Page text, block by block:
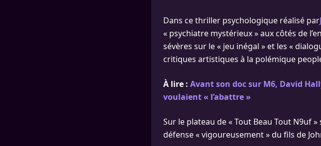
Dans ce thriller psychologique réalisé par
« psychiatre mystérieux » aux côtés de
sévères sur le « jeu inégal » et les «
critiques artistiques à la polémique
À lire : Avant son doc sur M6, David
voulaient « l’abattre »
Sur le plateau de « Tout Beau Tout N9uf
défense « vigoureusement » du fils de